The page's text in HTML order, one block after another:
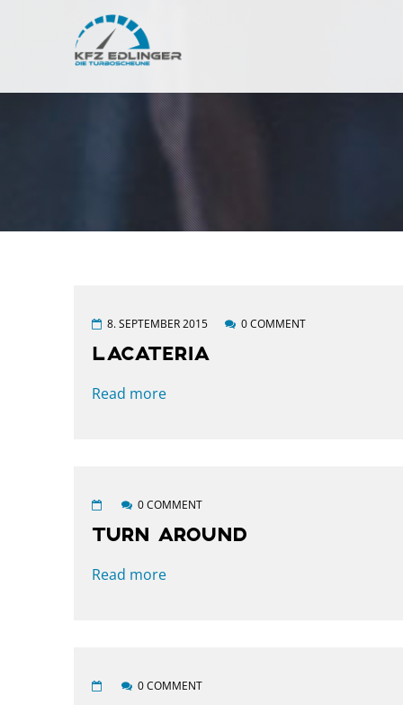
Categories:
8. SEPTEMBER 2015 0 COMMENT
LACATERIA
Read more
0 COMMENT
TURN AROUND
Read more
0 COMMENT